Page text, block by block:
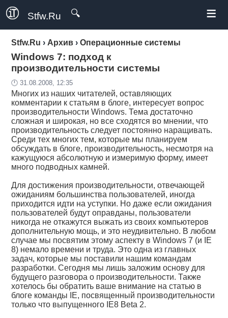
Stfw.Ru 🔍 ≡
Stfw.Ru › Архив ›Операционные системы
Windows 7: подход к
производительности системы
🕛 31.08.2008, 12:35
Многих из наших читателей, оставляющих
комментарии к статьям в блоге, интересует вопрос
производительности Windows. Тема достаточно
сложная и широкая, но все сходятся во мнении, что
производительность следует постоянно наращивать.
Среди тех многих тем, которые мы планируем
обсуждать в блоге, производительность, несмотря на
кажущуюся абсолютную и измеримую форму, имеет
много подводных камней.
Для достижения производительности, отвечающей
ожиданиям большинства пользователей, иногда
приходится идти на уступки. Но даже если ожидания
пользователей будут оправданы, пользователи
никогда не откажутся выжать из своих компьютеров
дополнительную мощь, и это неудивительно. В любом
случае мы посвятим этому аспекту в Windows 7 (и IE
8) немало времени и труда. Это одна из главных
задач, которые мы поставили нашим командам
разработки. Сегодня мы лишь заложим основу для
будущего разговора о производительности. Также
хотелось бы обратить ваше внимание на статью в
блоге команды IE, посвященный производительности
только что выпущенного IE8 Beta 2.